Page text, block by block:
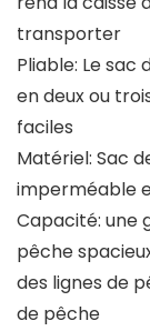
transporter
Pliable: Le
en deux ou
faciles
Matériel: Sac
imperméable
Capacité: une
pêche
des lignes de
de pêche